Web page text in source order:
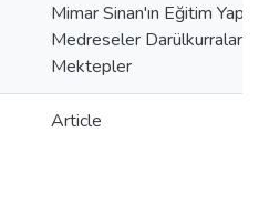
Mimar Sinan'ın Eğitim
Medreseler Darülkurralar
Mektepler
Article